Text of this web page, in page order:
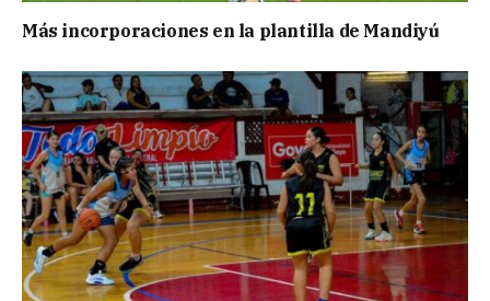
Más incorporaciones en la plantilla de Mandiyú